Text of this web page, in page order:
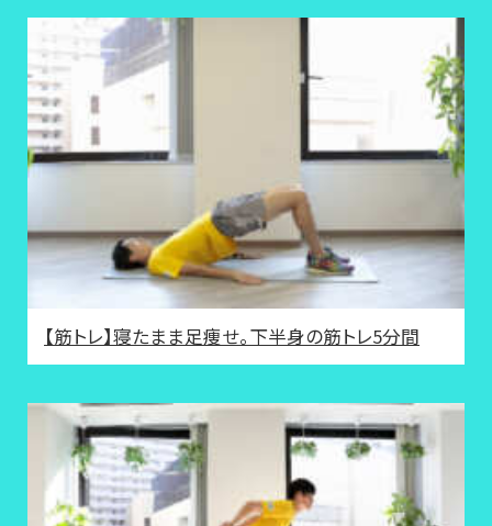
【筋トレ】寝たまま足痩せ。下半身の筋トレ5分間